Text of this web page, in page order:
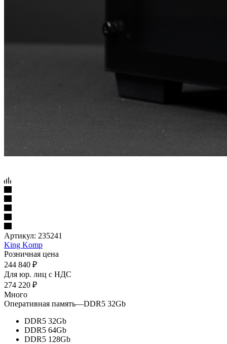
Артикул: 235241
King Komp
Розничная цена
244 840 ₽
Для юр. лиц c НДС
274 220 ₽
Много
Оперативная память—DDR5 32Gb
DDR5 32Gb
DDR5 64Gb
DDR5 128Gb